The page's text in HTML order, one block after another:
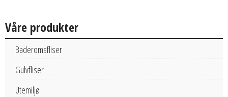
Våre produkter
Baderomsfliser
Gulvfliser
Utemiljø